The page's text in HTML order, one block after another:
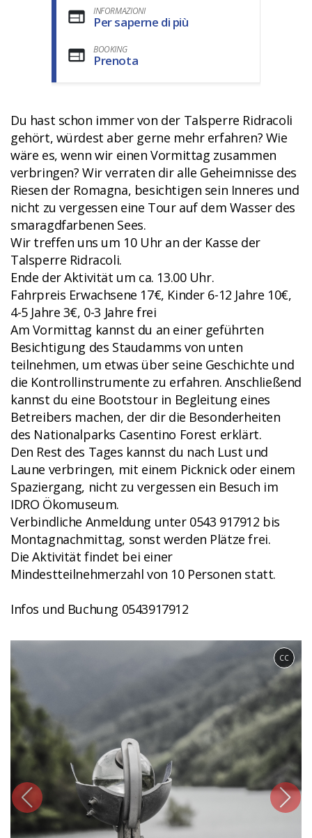
INFORMAZIONI
Per saperne di più
BOOKING
Prenota
Du hast schon immer von der Talsperre Ridracoli
gehört, würdest aber gerne mehr erfahren? Wie
wäre es, wenn wir einen Vormittag zusammen
verbringen? Wir verraten dir alle Geheimnisse des
Riesen der Romagna, besichtigen sein Inneres und
nicht zu vergessen eine Tour auf dem Wasser des
smaragdfarbenen Sees.
Wir treffen uns um 10 Uhr an der Kasse der
Talsperre Ridracoli.
Ende der Aktivität um ca. 13.00 Uhr.
Fahrpreis Erwachsene 17€, Kinder 6-12 Jahre 10€,
4-5 Jahre 3€, 0-3 Jahre frei
Am Vormittag kannst du an einer geführten
Besichtigung des Staudamms von unten
teilnehmen, um etwas über seine Geschichte und
die Kontrollinstrumente zu erfahren. Anschließend
kannst du eine Bootstour in Begleitung eines
Betreibers machen, der dir die Besonderheiten
des Nationalparks Casentino Forest erklärt.
Den Rest des Tages kannst du nach Lust und
Laune verbringen, mit einem Picknick oder einem
Spaziergang, nicht zu vergessen ein Besuch im
IDRO Ökomuseum.
Verbindliche Anmeldung unter 0543 917912 bis
Montagnachmittag, sonst werden Plätze frei.
Die Aktivität findet bei einer
Mindestteilnehmerzahl von 10 Personen statt.
Infos und Buchung 0543917912
CC